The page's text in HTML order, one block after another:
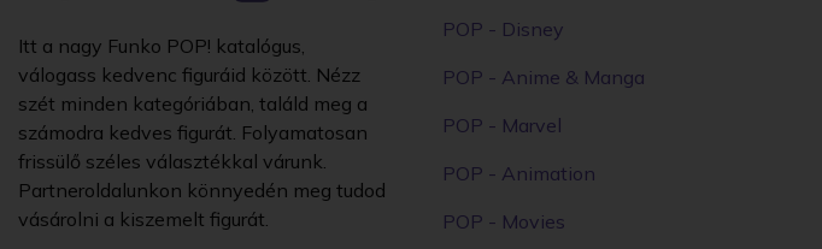
Itt a nagy Funko POP! katalógus,
válogass kedvenc figuráid között. Nézz
szét minden kategóriában, találd meg a
számodra kedves figurát. Folyamatosan
frissülő széles választékkal várunk.
Partneroldalunkon könnyedén meg tudod
vásárolni a kiszemelt figurát.
POP - Disney
POP - Anime & Manga
POP - Marvel
POP - Animation
POP - Movies